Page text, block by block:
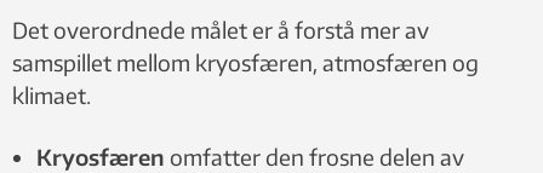
Det overordnede målet er å forstå mer av
samspillet mellom kryosfæren, atmosfæren og
klimaet.
Kryosfæren omfatter den frosne delen av